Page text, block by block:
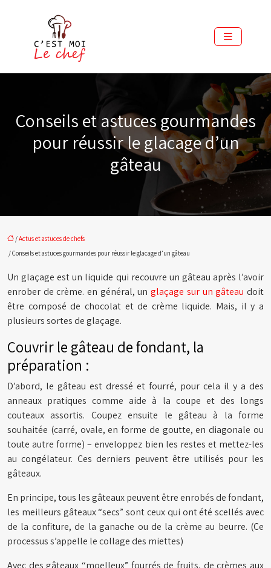
Conseils et astuces gourmandes
pour réussir le glacage d’un
gâteau
/Actus et astuces de chefs
/ Conseils et astuces gourmandes pour réussir le glacage d’un gâteau
Un glaçage est un liquide qui recouvre un gâteau après l’avoir
enrober de crème. en général, unglaçage sur un gâteau doit
être composé de chocolat et de crème liquide. Mais, il y a
plusieurs sortes de glaçage.
Couvrir le gâteau de fondant, la
préparation :
D’abord, le gâteau est dressé et fourré, pour cela il y a des
anneaux pratiques comme aide à la coupe et des longs
couteaux assortis. Coupez ensuite le gâteau à la forme
souhaitée (carré, ovale, en forme de goutte, en diagonale ou
toute autre forme) – enveloppez bien les restes et mettez-les
au congélateur. Ces derniers peuvent être utilisés pour les
gâteaux.
En principe, tous les gâteaux peuvent être enrobés de fondant,
les meilleurs gâteaux “secs” sont ceux qui ont été scellés avec
de la confiture, de la ganache ou de la crème au beurre. (Ce
processus s’appelle le collage des miettes)
Avec des gâteaux “moelleux” fourrés de fruits, de crèmes aux